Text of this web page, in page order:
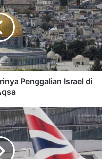
Penggalian Israel di